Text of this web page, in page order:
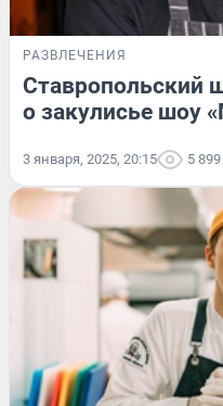
РАЗВЛЕЧЕНИЯ
Ставропольский
о закулисье шоу
3 января, 2025, 20:15 5 899